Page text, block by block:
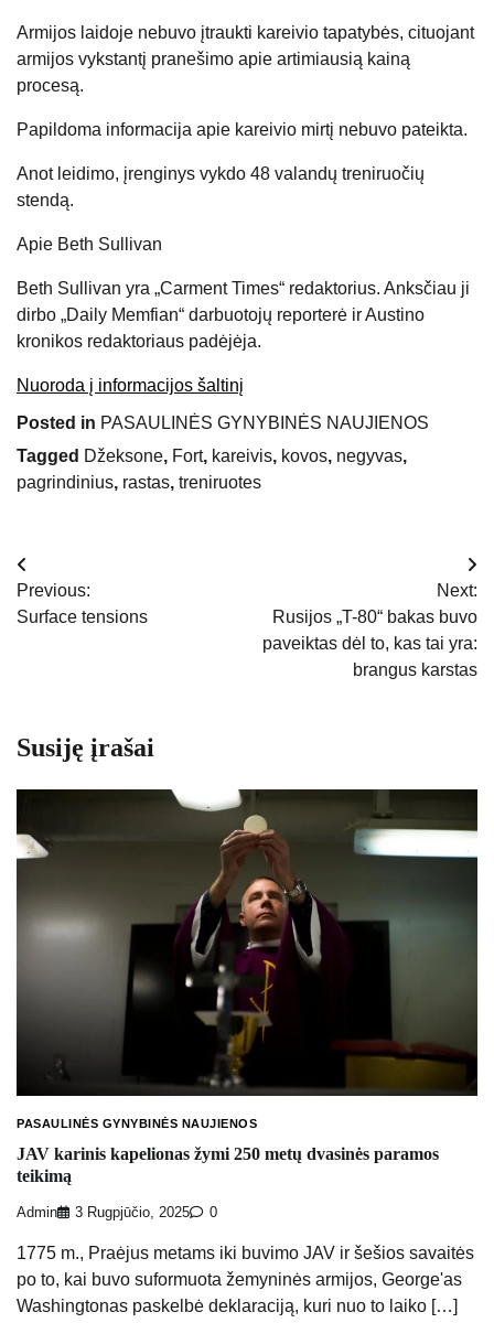
Armijos laidoje nebuvo įtraukti kareivio tapatybės, cituojant
armijos vykstantį pranešimo apie artimiausią kainą
procesą.
Papildoma informacija apie kareivio mirtį nebuvo pateikta.
Anot leidimo, įrenginys vykdo 48 valandų treniruočių
stendą.
Apie Beth Sullivan
Beth Sullivan yra „Carment Times“ redaktorius. Anksčiau ji
dirbo „Daily Memfian“ darbuotojų reporterė ir Austino
kronikos redaktoriaus padėjėja.
Nuoroda į informacijos šaltinį
Posted in PASAULINĖS GYNYBINĖS NAUJIENOS
Tagged Džeksone, Fort, kareivis, kovos, negyvas,
pagrindinius, rastas, treniruotes
Navigacija
tarp
Previous:
Surface tensions
Next:
Rusijos „T-80“ bakas buvo
paveiktas dėl to, kas tai yra:
brangus karstas
Susiję įrašai
PASAULINĖS GYNYBINĖS NAUJIENOS
JAV karinis kapelionas žymi 250 metų dvasinės paramos
teikimą
Admin 3 Rugpjūčio, 2025 0
1775 m., Praėjus metams iki buvimo JAV ir šešios savaitės
po to, kai buvo suformuota žemyninės armijos, George'as
Washingtonas paskelbė deklaraciją, kuri nuo to laiko […]